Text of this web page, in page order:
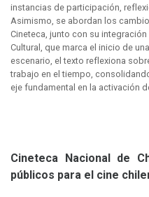
instancias de participación,
Asimismo, se abordan los
Cineteca, junto con su
Cultural, que marca el inicio de
escenario, el texto reflexiona
trabajo en el tiempo,
eje fundamental en la activación
Cineteca Nacional de
públicos para el cine